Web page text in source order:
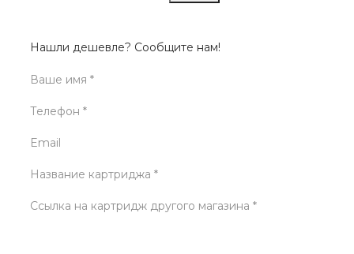
Нашли дешевле? Сообщите нам!
Ваше имя *
Телефон *
Email
Название картриджа *
Ссылка на картридж другого магазина *